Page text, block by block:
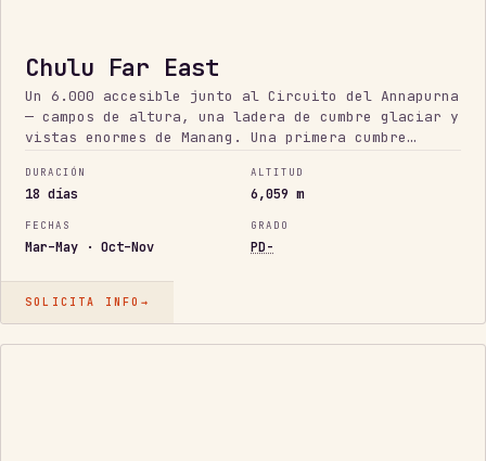
Chulu Far East
Un 6.000 accesible junto al Circuito del Annapurna
— campos de altura, una ladera de cumbre glaciar y
vistas enormes de Manang. Una primera cumbre
completa.
DURACIÓN
18 días
ALTITUD
6,059 m
FECHAS
Mar–May · Oct–Nov
GRADO
PD-
SOLICITA INFO →